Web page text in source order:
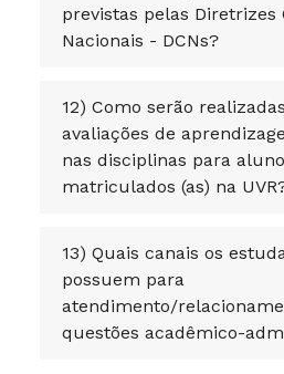
previstas pelas
Nacionais - DCNs?
12) Como serão
avaliações de
nas disciplinas para
matriculados (as) na
13) Quais canais os
possuem para
atendimento/
questões acadêmico-